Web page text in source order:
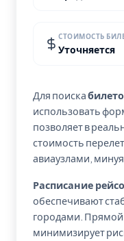
СТОИМОСТЬ
Уточняется
Для поиска
использовать
позволяет в
стоимость
авиаузлами,
Расписание
обеспечивают
городами.
минимизирует